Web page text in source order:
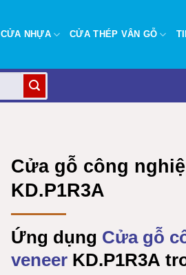
CỬA NHỰA CỬA THÉP VÂN GỖ
Cửa gỗ công
KD.P1R3A
Ứng dụng Cửa gỗ
veneer KD.P1R3A